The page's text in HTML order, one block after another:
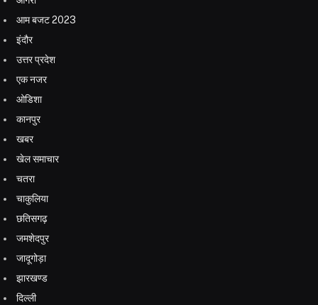
आम बजट 2023
इंदौर
उत्तर प्रदेश
एक नजर
ओडिशा
कानपुर
खबर
खेल समाचार
चतरा
चाकुलिया
छतिसगढ़
जमशेदपुर
जादूगोड़ा
झारखण्ड
दिल्ली